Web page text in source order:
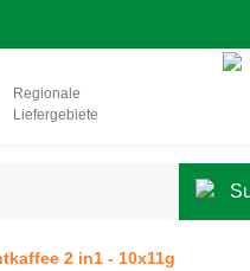
Regionale
Liefergebiete
2 in1 - 10x11g